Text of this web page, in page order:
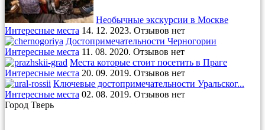
Необычные экскурсии в Москве
Интересные места 14. 12. 2023. Отзывов нет
Достопримечательности Черногории
Интересные места 11. 08. 2020. Отзывов нет
Места которые стоит посетить в Праге
Интересные места 20. 09. 2019. Отзывов нет
Ключевые достопримечательности Уральског...
Интересные места 02. 08. 2019. Отзывов нет
Город Тверь